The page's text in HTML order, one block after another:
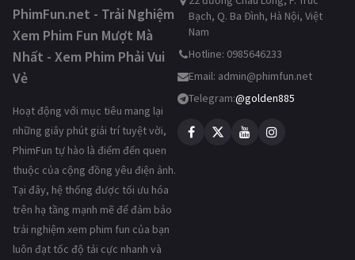
PhimFun.net - Trải Nghiệm
Xem Phim Fun Mượt Mà
Nhất - Xem Phim Phải Vui
Vẻ
Hoạt động với mục tiêu mang lại
những giây phút giải trí tuyệt vời,
PhimFun tự hào là điểm đến quen
thuộc của cộng đồng yêu điện ảnh.
Tại đây, hệ thống được tối ưu hóa
trên hạ tầng mạnh mẽ để đảm bảo
trải nghiệm xem phim fun của bạn
luôn đạt tốc độ tải cực nhanh và
Bạch, Q. Ba Đình, Hà Nội, Việt
Nam
Hotline: 0985646233
Email: admin@phimfun.net
Telegram:@golden885